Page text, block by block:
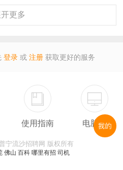
行政
翻译
收银
算机
更多
登录 或 注册 获取更好的服务
使用指南 电脑版
宁流沙招聘网 版权所有
佛山 百科 哪里有招 司机